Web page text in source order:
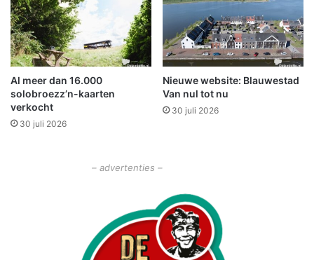
d
N
i
e
u
w
e
s
c
B
S
U
i
l
e
n
b
u
Al meer dan 16.000
solobroezz’n-kaarten
verkocht
30 juli 2026
Nieuwe website: Blauwestad
Van nul tot nu
30 juli 2026
– advertenties –